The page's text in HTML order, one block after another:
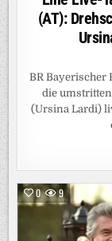
(AT):
BR Bayerischer
die
(Ursina Lardi)
0 9